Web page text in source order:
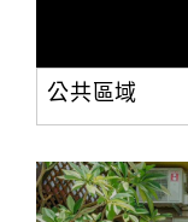
公共區域